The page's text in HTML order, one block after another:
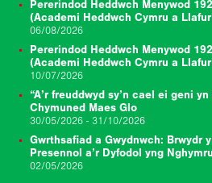
Pererindod Heddwch Menywod
(Academi Heddwch Cymru a
06/08/2026
Pererindod Heddwch Menywod
(Academi Heddwch Cymru a
10/07/2026
“A’r freuddwyd sy’n cael ei geni
Chymuned Maes Glo
30/05/2026 - 31/10/2026
Gwrthsafiad a Gwydnwch: Brwydr
Presennol a’r Dyfodol yng Nghymru
02/05/2026